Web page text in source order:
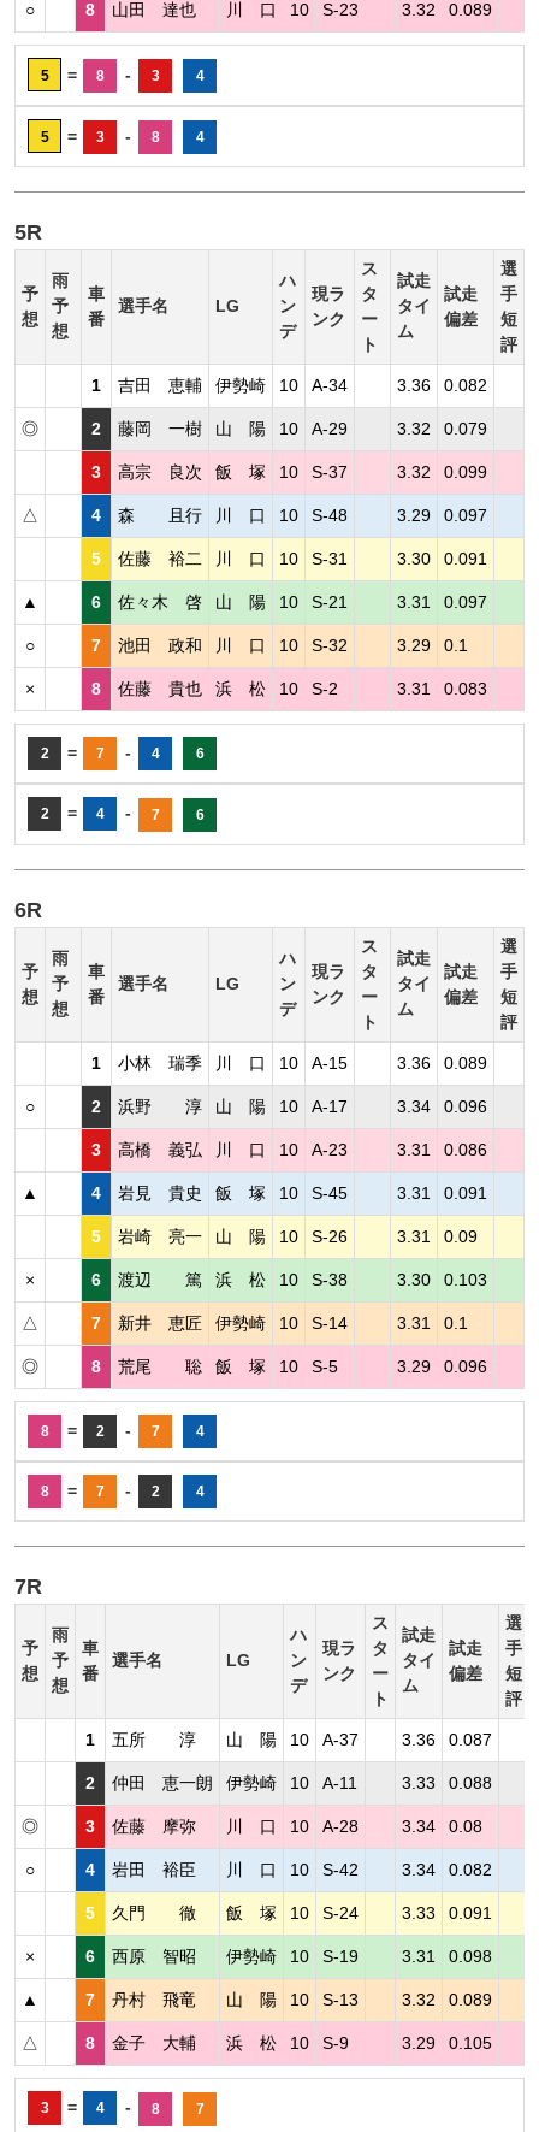
○ 8 山田 達也 川 口 10 S-23 3.32 0.089
5 = 8 - 3 4
5 = 3 - 8 4
5R
予
想
雨
予
想
車
番
選手名 LG
ハ
ン
デ
現ラ
ンク
ス
タ
ー
ト
試走
タイ
ム
試走
偏差
選
手
短
評
1 吉田 恵輔 伊勢崎 10 A-34 3.36 0.082
◎ 2 藤岡 一樹 山 陽 10 A-29 3.32 0.079
3 高宗 良次 飯 塚 10 S-37 3.32 0.099
△ 4 森 且行 川 口 10 S-48 3.29 0.097
5 佐藤 裕二 川 口 10 S-31 3.30 0.091
▲ 6 佐々木 啓 山 陽 10 S-21 3.31 0.097
○ 7 池田 政和 川 口 10 S-32 3.29 0.1
× 8 佐藤 貴也 浜 松 10 S-2 3.31 0.083
2 = 7 - 4 6
2 = 4 - 7 6
6R
予
想
雨
予
想
車
番
選手名 LG
ハ
ン
デ
現ラ
ンク
ス
タ
ー
ト
試走
タイ
ム
試走
偏差
選
手
短
評
1 小林 瑞季 川 口 10 A-15 3.36 0.089
○ 2 浜野 淳 山 陽 10 A-17 3.34 0.096
3 高橋 義弘 川 口 10 A-23 3.31 0.086
▲ 4 岩見 貴史 飯 塚 10 S-45 3.31 0.091
5 岩崎 亮一 山 陽 10 S-26 3.31 0.09
× 6 渡辺 篤 浜 松 10 S-38 3.30 0.103
△ 7 新井 恵匠 伊勢崎 10 S-14 3.31 0.1
◎ 8 荒尾 聡 飯 塚 10 S-5 3.29 0.096
8 = 2 - 7 4
8 = 7 - 2 4
7R
予
想
雨
予
想
車
番
選手名 LG
ハ
ン
デ
現ラ
ンク
ス
タ
ー
ト
試走
タイ
ム
試走
偏差
選
手
短
評
1 五所 淳 山 陽 10 A-37 3.36 0.087
2 仲田 恵一朗 伊勢崎 10 A-11 3.33 0.088
◎ 3 佐藤 摩弥 川 口 10 A-28 3.34 0.08
○ 4 岩田 裕臣 川 口 10 S-42 3.34 0.082
5 久門 徹 飯 塚 10 S-24 3.33 0.091
× 6 西原 智昭 伊勢崎 10 S-19 3.31 0.098
▲ 7 丹村 飛竜 山 陽 10 S-13 3.32 0.089
△ 8 金子 大輔 浜 松 10 S-9 3.29 0.105
3 = 4 - 8 7